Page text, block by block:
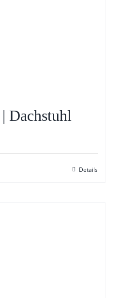
Dachstuhl
Details